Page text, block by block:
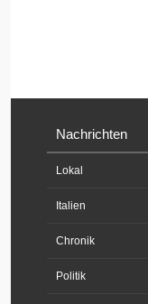
Nachrichten
Lokal
Italien
Chronik
Politik